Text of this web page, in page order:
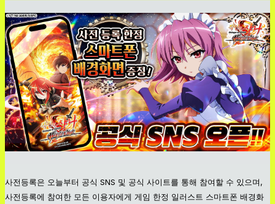
사전등록은 오늘부터 공식 SNS 및 공식 사이트를 통해 참여할 수 있으며,
사전등록에 참여한 모든 이용자에게 게임 한정 일러스트 스마트폰 배경화